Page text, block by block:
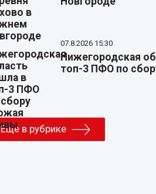
07.8.2026 15:30
Нижегородская
топ-3 ПФО по
Еще в рубрике